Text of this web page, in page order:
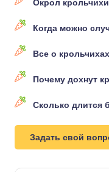
Окрол крольчихи
Когда можно
Все о крольчихах
Почему дохнут
Сколько длится
Задать свой